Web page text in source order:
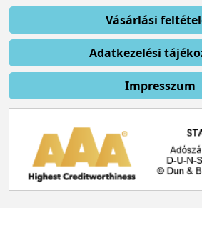
Vásárlási
Adatkezelési
Impresszum